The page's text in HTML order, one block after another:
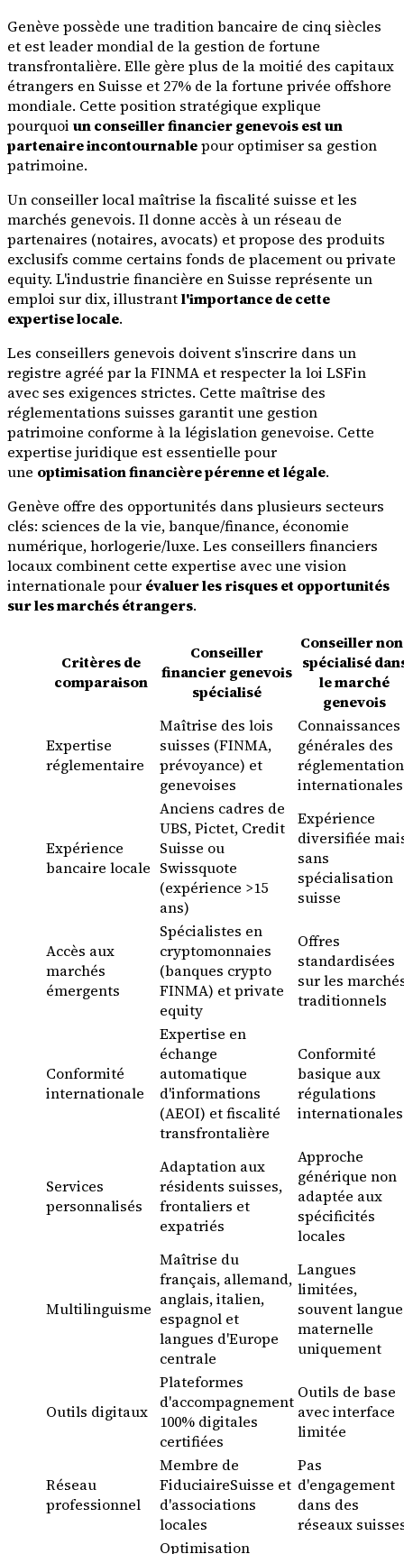
Genève possède une tradition bancaire de cinq siècles
et est leader mondial de la gestion de fortune
transfrontalière. Elle gère plus de la moitié des capitaux
étrangers en Suisse et 27% de la fortune privée offshore
mondiale. Cette position stratégique explique
pourquoi un conseiller financier genevois est un
partenaire incontournablepour optimiser sa gestion
patrimoine.
Un conseiller local maîtrise la fiscalité suisse et les
marchés genevois. Il donne accès à un réseau de
partenaires (notaires, avocats) et propose des produits
exclusifs comme certains fonds de placement ou private
equity. L'industrie financière en Suisse représente un
emploi sur dix, illustrantl'importance de cette
expertise locale.
Les conseillers genevois doivent s'inscrire dans un
registre agréé par la FINMA et respecter la loi LSFin
avec ses exigences strictes. Cette maîtrise des
réglementations suisses garantit une gestion
patrimoine conforme à la législation genevoise. Cette
expertise juridique est essentielle pour
une optimisation financière pérenne et légale.
Genève offre des opportunités dans plusieurs secteurs
clés: sciences de la vie, banque/finance, économie
numérique, horlogerie/luxe. Les conseillers financiers
locaux combinent cette expertise avec une vision
internationale pour évaluer les risques et opportunités
sur les marchés étrangers.
Critères de
comparaison
Conseiller
financier genevois
spécialisé
Conseiller
spécialisé
le marché
genevois
Expertise
réglementaire
Maîtrise des lois
suisses (FINMA,
prévoyance) et
genevoises
Connaissances
générales des
internationales
Expérience
bancaire locale
Anciens cadres de
UBS, Pictet, Credit
Suisse ou
Swissquote
(expérience >15
ans)
Expérience
diversifiée
sans
spécialisation
suisse
Accès aux
marchés
émergents
Spécialistes en
cryptomonnaies
(banques crypto
FINMA) et private
equity
Offres
standardisées
sur les
traditionnels
Conformité
internationale
Expertise en
échange
automatique
d'informations
(AEOI) et fiscalité
transfrontalière
Conformité
basique aux
régulations
internationales
Services
personnalisés
Adaptation aux
résidents suisses,
frontaliers et
expatriés
Approche
générique non
adaptée aux
spécificités
locales
Multilinguisme
Maîtrise du
français, allemand,
anglais, italien,
espagnol et
langues d'Europe
centrale
Langues
limitées,
souvent langue
maternelle
uniquement
Outils digitaux
Plateformes
d'accompagnement
100% digitales
certifiées
Outils de base
avec interface
limitée
Réseau
professionnel
Membre de
FiduciaireSuisse et
d'associations
locales
Pas
d'engagement
dans des
réseaux
Optimisation